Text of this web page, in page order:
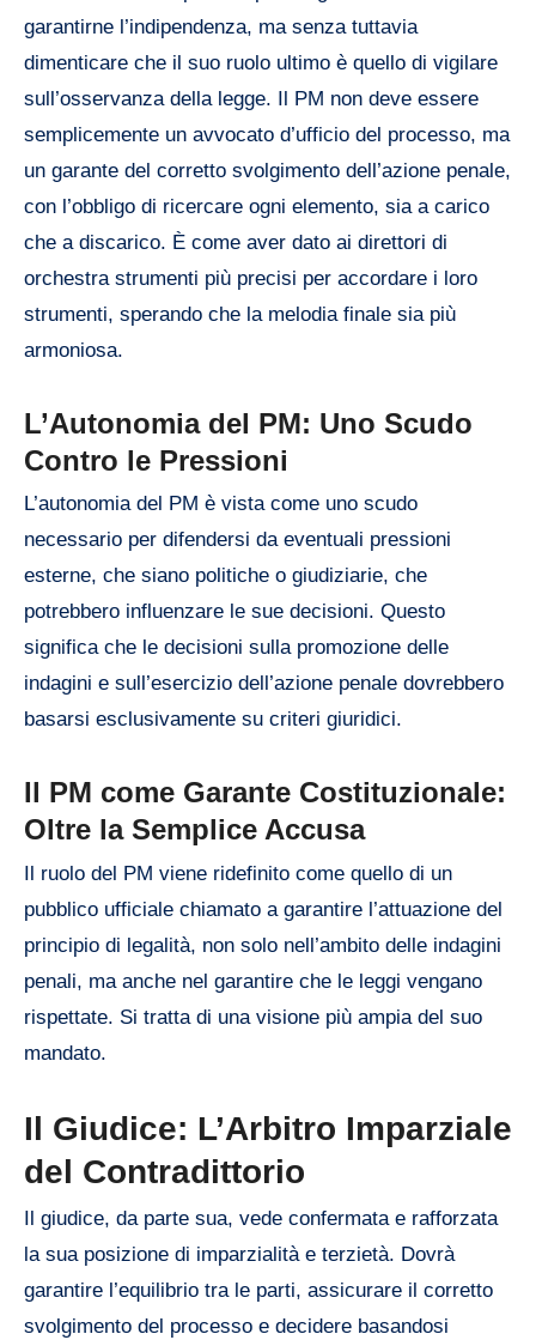
garantirne l’indipendenza, ma senza tuttavia
dimenticare che il suo ruolo ultimo è quello di vigilare
sull’osservanza della legge. Il PM non deve essere
semplicemente un avvocato d’ufficio del processo, ma
un garante del corretto svolgimento dell’azione penale,
con l’obbligo di ricercare ogni elemento, sia a carico
che a discarico. È come aver dato ai direttori di
orchestra strumenti più precisi per accordare i loro
strumenti, sperando che la melodia finale sia più
armoniosa.
L’Autonomia del PM: Uno Scudo
Contro le Pressioni
L’autonomia del PM è vista come uno scudo
necessario per difendersi da eventuali pressioni
esterne, che siano politiche o giudiziarie, che
potrebbero influenzare le sue decisioni. Questo
significa che le decisioni sulla promozione delle
indagini e sull’esercizio dell’azione penale dovrebbero
basarsi esclusivamente su criteri giuridici.
Il PM come Garante Costituzionale:
Oltre la Semplice Accusa
Il ruolo del PM viene ridefinito come quello di un
pubblico ufficiale chiamato a garantire l’attuazione del
principio di legalità, non solo nell’ambito delle indagini
penali, ma anche nel garantire che le leggi vengano
rispettate. Si tratta di una visione più ampia del suo
mandato.
Il Giudice: L’Arbitro Imparziale
del Contradittorio
Il giudice, da parte sua, vede confermata e rafforzata
la sua posizione di imparzialità e terzietà. Dovrà
garantire l’equilibrio tra le parti, assicurare il corretto
svolgimento del processo e decidere basandosi